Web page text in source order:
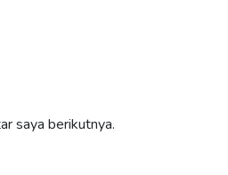
saya berikutnya.